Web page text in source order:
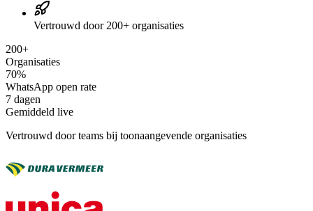
Vertrouwd door 200+ organisaties
200+
Organisaties
70%
WhatsApp open rate
7 dagen
Gemiddeld live
Vertrouwd door teams bij toonaangevende organisaties